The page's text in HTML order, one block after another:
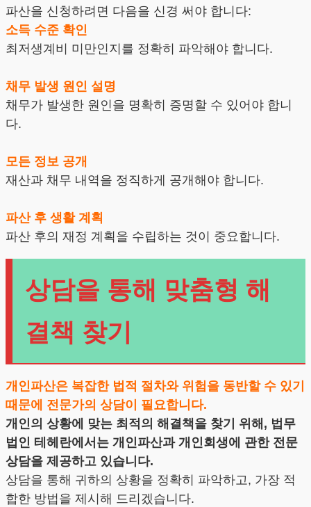
파산을 신청하려면 다음을 신경 써야 합니다:
소득 수준 확인
최저생계비 미만인지를 정확히 파악해야 합니다.
채무 발생 원인 설명
채무가 발생한 원인을 명확히 증명할 수 있어야 합니
다.
모든 정보 공개
재산과 채무 내역을 정직하게 공개해야 합니다.
파산 후 생활 계획
파산 후의 재정 계획을 수립하는 것이 중요합니다.
상담을 통해 맞춤형 해
결책 찾기
개인파산은 복잡한 법적 절차와 위험을 동반할 수 있기
때문에 전문가의 상담이 필요합니다.
개인의 상황에 맞는 최적의 해결책을 찾기 위해, 법무
법인 테헤란에서는 개인파산과 개인회생에 관한 전문
상담을 제공하고 있습니다.
상담을 통해 귀하의 상황을 정확히 파악하고, 가장 적
합한 방법을 제시해 드리겠습니다.